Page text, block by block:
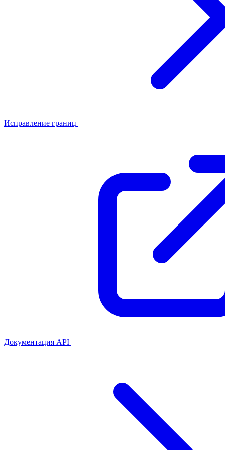
Исправление границ
Документация API